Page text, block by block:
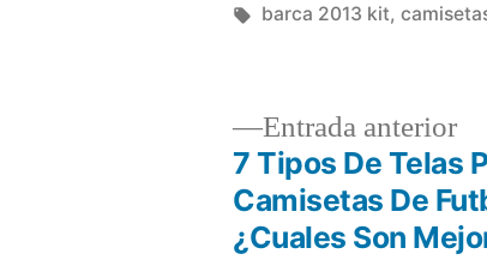
por
Etiquetas:
barca 2013 kit,
Navegación
Entrada anterior
7 Tipos De Telas
Camisetas De
¿Cuales Son